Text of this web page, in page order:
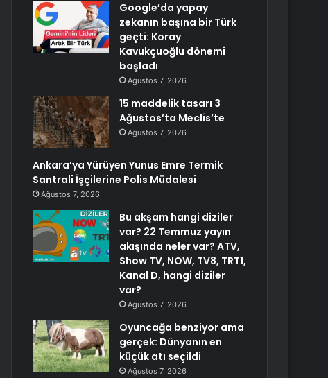
Google’da yapay
zekanın başına bir Türk
geçti: Koray
Kavukçuoğlu dönemi
başladı
Ağustos 7, 2026
15 maddelik tasarı 3
Ağustos’ta Meclis’te
Ağustos 7, 2026
Ankara’ya Yürüyen Yunus Emre Termik
Santrali İşçilerine Polis Müdalesi
Ağustos 7, 2026
Bu akşam hangi diziler
var? 22 Temmuz yayın
akışında neler var? ATV,
Show TV, NOW, TV8, TRT1,
Kanal D, hangi diziler
var?
Ağustos 7, 2026
Oyuncağa benziyor ama
gerçek: Dünyanın en
küçük atı seçildi
Ağustos 7, 2026